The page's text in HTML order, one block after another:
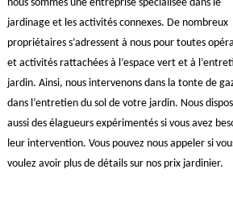
nous sommes une entreprise spécialisée dans le
jardinage et les activités connexes. De nombreux
propriétaires s’adressent à nous pour toutes
et activités rattachées à l’espace vert et à
jardin. Ainsi, nous intervenons dans la tonte de
dans l’entretien du sol de votre jardin. Nous
aussi des élagueurs expérimentés si vous avez
leur intervention. Vous pouvez nous appeler si
voulez avoir plus de détails sur nos prix jardinier.